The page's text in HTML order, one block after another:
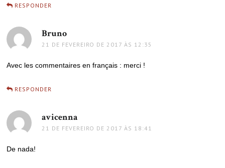
RESPONDER
Bruno
21 DE FEVEREIRO DE 2017 ÀS 12:35
Avec les commentaires en français : merci !
RESPONDER
avicenna
21 DE FEVEREIRO DE 2017 ÀS 18:41
De nada!